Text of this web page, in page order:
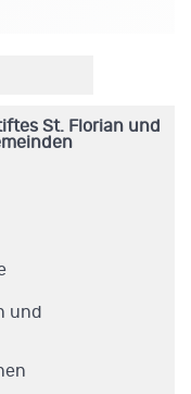
St. Florian und
und